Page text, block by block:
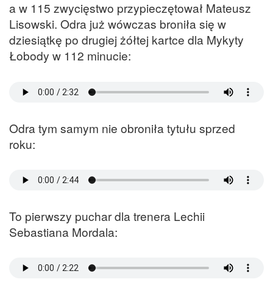
a w 115 zwycięstwo przypieczętował Mateusz
Lisowski. Odra już wówczas broniła się w
dziesiątkę po drugiej żółtej kartce dla Mykyty
Łobody w 112 minucie:
Odra tym samym nie obroniła tytułu sprzed
roku:
To pierwszy puchar dla trenera Lechii
Sebastiana Mordala: